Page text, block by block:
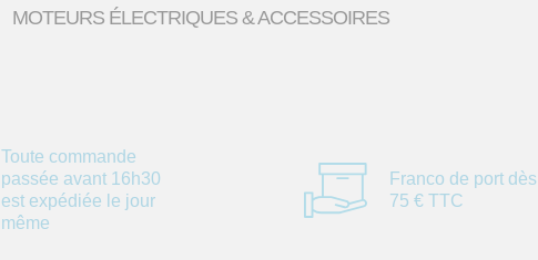
MOTEURS ÉLECTRIQUES & ACCESSOIRES
Toute commande
passée avant 16h30
est expédiée le jour
même
Franco de port dès
75 € TTC